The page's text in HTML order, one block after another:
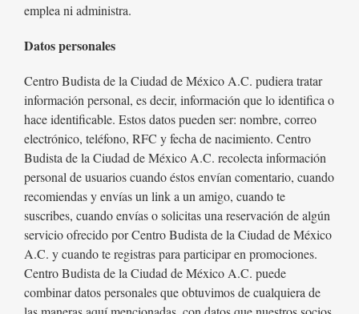
emplea ni administra.
Datos personales
Centro Budista de la Ciudad de México A.C. pudiera tratar
información personal, es decir, información que lo identifica o
hace identificable. Estos datos pueden ser: nombre, correo
electrónico, teléfono, RFC y fecha de nacimiento. Centro
Budista de la Ciudad de México A.C. recolecta información
personal de usuarios cuando éstos envían comentario, cuando
recomiendas y envías un link a un amigo, cuando te
suscribes, cuando envías o solicitas una reservación de algún
servicio ofrecido por Centro Budista de la Ciudad de México
A.C. y cuando te registras para participar en promociones.
Centro Budista de la Ciudad de México A.C. puede
combinar datos personales que obtuvimos de cualquiera de